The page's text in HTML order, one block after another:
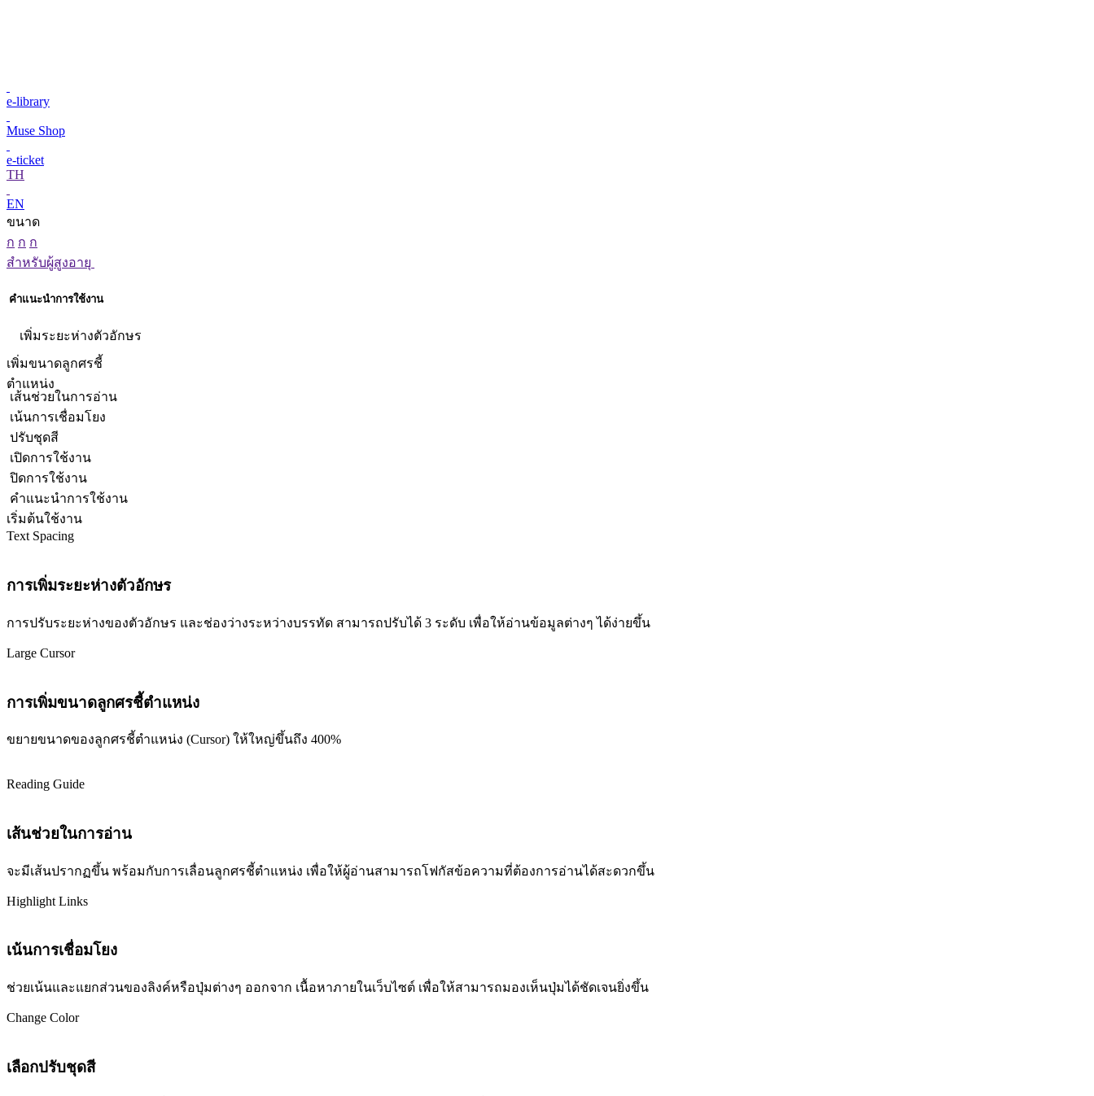
e-library
Muse Shop
e-ticket
TH
EN
ขนาด
ก ก ก
สำหรับผู้สูงอายุ
คำแนะนำการใช้งาน
เพิ่มระยะห่างตัวอักษร
เพิ่มขนาดลูกศรชี้
ตำแหน่ง
เส้นช่วยในการอ่าน
เน้นการเชื่อมโยง
ปรับชุดสี
เปิดการใช้งาน
ปิดการใช้งาน
คำแนะนำการใช้งาน
เริ่มต้นใช้งาน
Text Spacing
การเพิ่มระยะห่างตัวอักษร
การปรับระยะห่างของตัวอักษร และช่องว่างระหว่างบรรทัด สามารถปรับได้ 3 ระดับ เพื่อให้อ่านข้อมูลต่างๆ ได้ง่ายขึ้น
Large Cursor
การเพิ่มขนาดลูกศรชี้ตำแหน่ง
ขยายขนาดของลูกศรชี้ตำแหน่ง (Cursor) ให้ใหญ่ขึ้นถึง 400%
Reading Guide
เส้นช่วยในการอ่าน
จะมีเส้นปรากฏขึ้น พร้อมกับการเลื่อนลูกศรชี้ตำแหน่ง เพื่อให้ผู้อ่านสามารถโฟกัสข้อความที่ต้องการอ่านได้สะดวกขึ้น
Highlight Links
เน้นการเชื่อมโยง
ช่วยเน้นและแยกส่วนของลิงค์หรือปุ่มต่างๆ ออกจาก เนื้อหาภายในเว็บไซต์ เพื่อให้สามารถมองเห็นปุ่มได้ชัดเจนยิ่งขึ้น
Change Color
เลือกปรับชุดสี